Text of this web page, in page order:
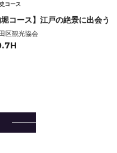
コース
堀コース】江戸の絶景に出会う
区観光協会